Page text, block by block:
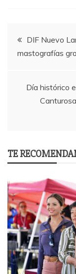
Post
navigation
DIF Nuevo
mastografías
Día histórico
TE